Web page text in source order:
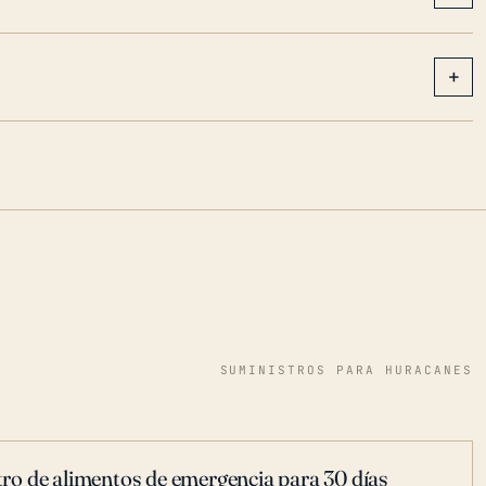
+
SUMINISTROS PARA HURACANES
de alimentos de emergencia para 30 días